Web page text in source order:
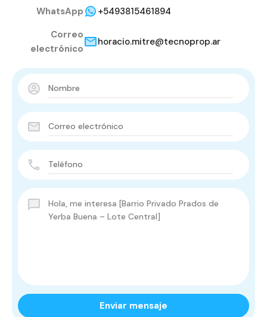
WhatsApp
+5493815461894
Correo
electrónico
horacio.mitre@tecnoprop.ar
Enviar mensaje